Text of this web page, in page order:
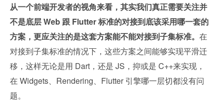
从一个前端开发者的视角来看，其实我们真正需要关注并
不是底层 Web 跟 Flutter 标准的对接到底该采用哪一套的
方案，更应关注的是这套方案能不能对接到子集标准。 在
对接到子集标准的情况下，这些方案之间能够实现平滑迁
移，这样无论是用 Dart，还是 JS，抑或是 C++来实现，
在 Widgets、Rendering、Flutter 引擎哪一层切都没有问
题。